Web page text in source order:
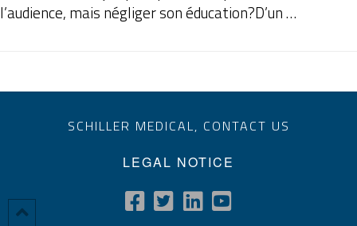
l’audience, mais négliger son éducation?D’un …
SCHILLER MEDICAL, CONTACT US
LEGAL NOTICE